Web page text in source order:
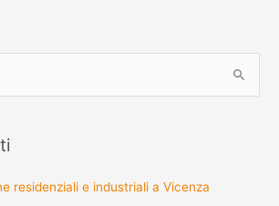
residenziali e industriali a Vicenza